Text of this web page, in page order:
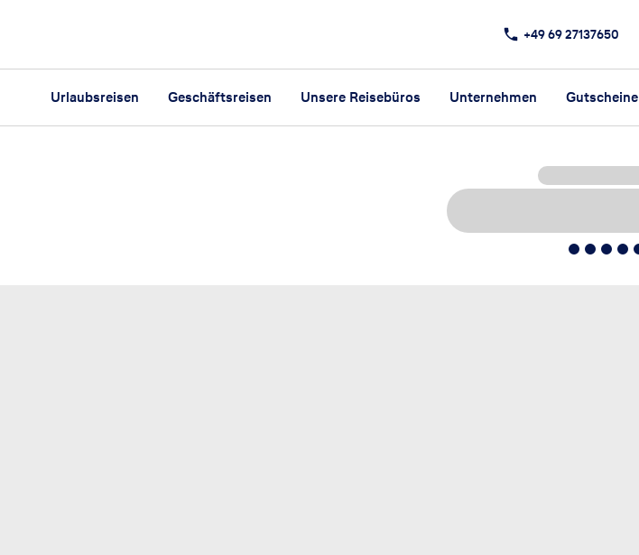
+49 69 27137650
Urlaubsreisen Geschäftsreisen Unsere Reisebüros Unternehmen Gutscheine
5